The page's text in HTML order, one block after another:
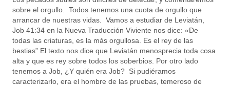
sobre el orgullo. Todos tenemos una cuota de orgullo que
arrancar de nuestras vidas. Vamos a estudiar de Leviatán,
Job 41:34 en la Nueva Traducción Viviente nos dice: «De
todas las criaturas, es la más orgullosa. Es el rey de las
bestias” El texto nos dice que Leviatán menosprecia toda cosa
alta y que es rey sobre todos los soberbios. Por otro lado
tenemos a Job, ¿Y quién era Job? Si pudiéramos
caracterizarlo, era el hombre de las pruebas, temeroso de